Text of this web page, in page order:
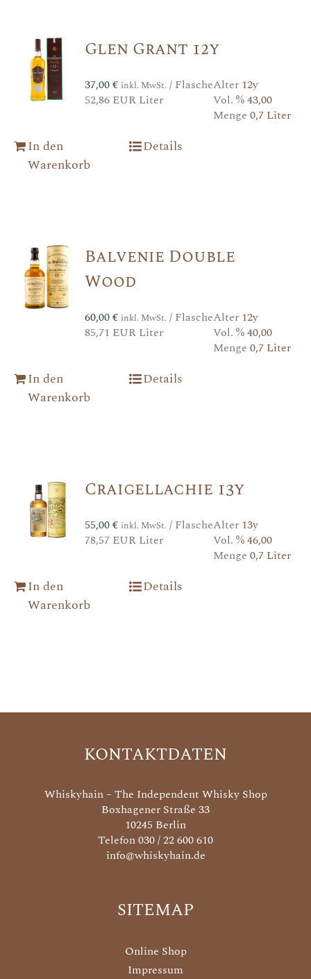
Glen Grant 12y
37,00€ inkl. MwSt./ Flasche
52,86 EUR Liter
Alter 12y
Vol. %43,00
Menge 0,7 Liter
In den
Warenkorb
Details
Balvenie Double
Wood
60,00€ inkl. MwSt./ Flasche
85,71 EUR Liter
Alter 12y
Vol. %40,00
Menge 0,7 Liter
In den
Warenkorb
Details
Craigellachie 13y
55,00€ inkl. MwSt./ Flasche
78,57 EUR Liter
Alter 13y
Vol. %46,00
Menge 0,7 Liter
In den
Warenkorb
Details
KONTAKTDATEN
Whiskyhain – The Independent Whisky Shop
Boxhagener Straße 33
10245 Berlin
Telefon 030 / 22 600 610
info@whiskyhain.de
SITEMAP
Online Shop
Impressum